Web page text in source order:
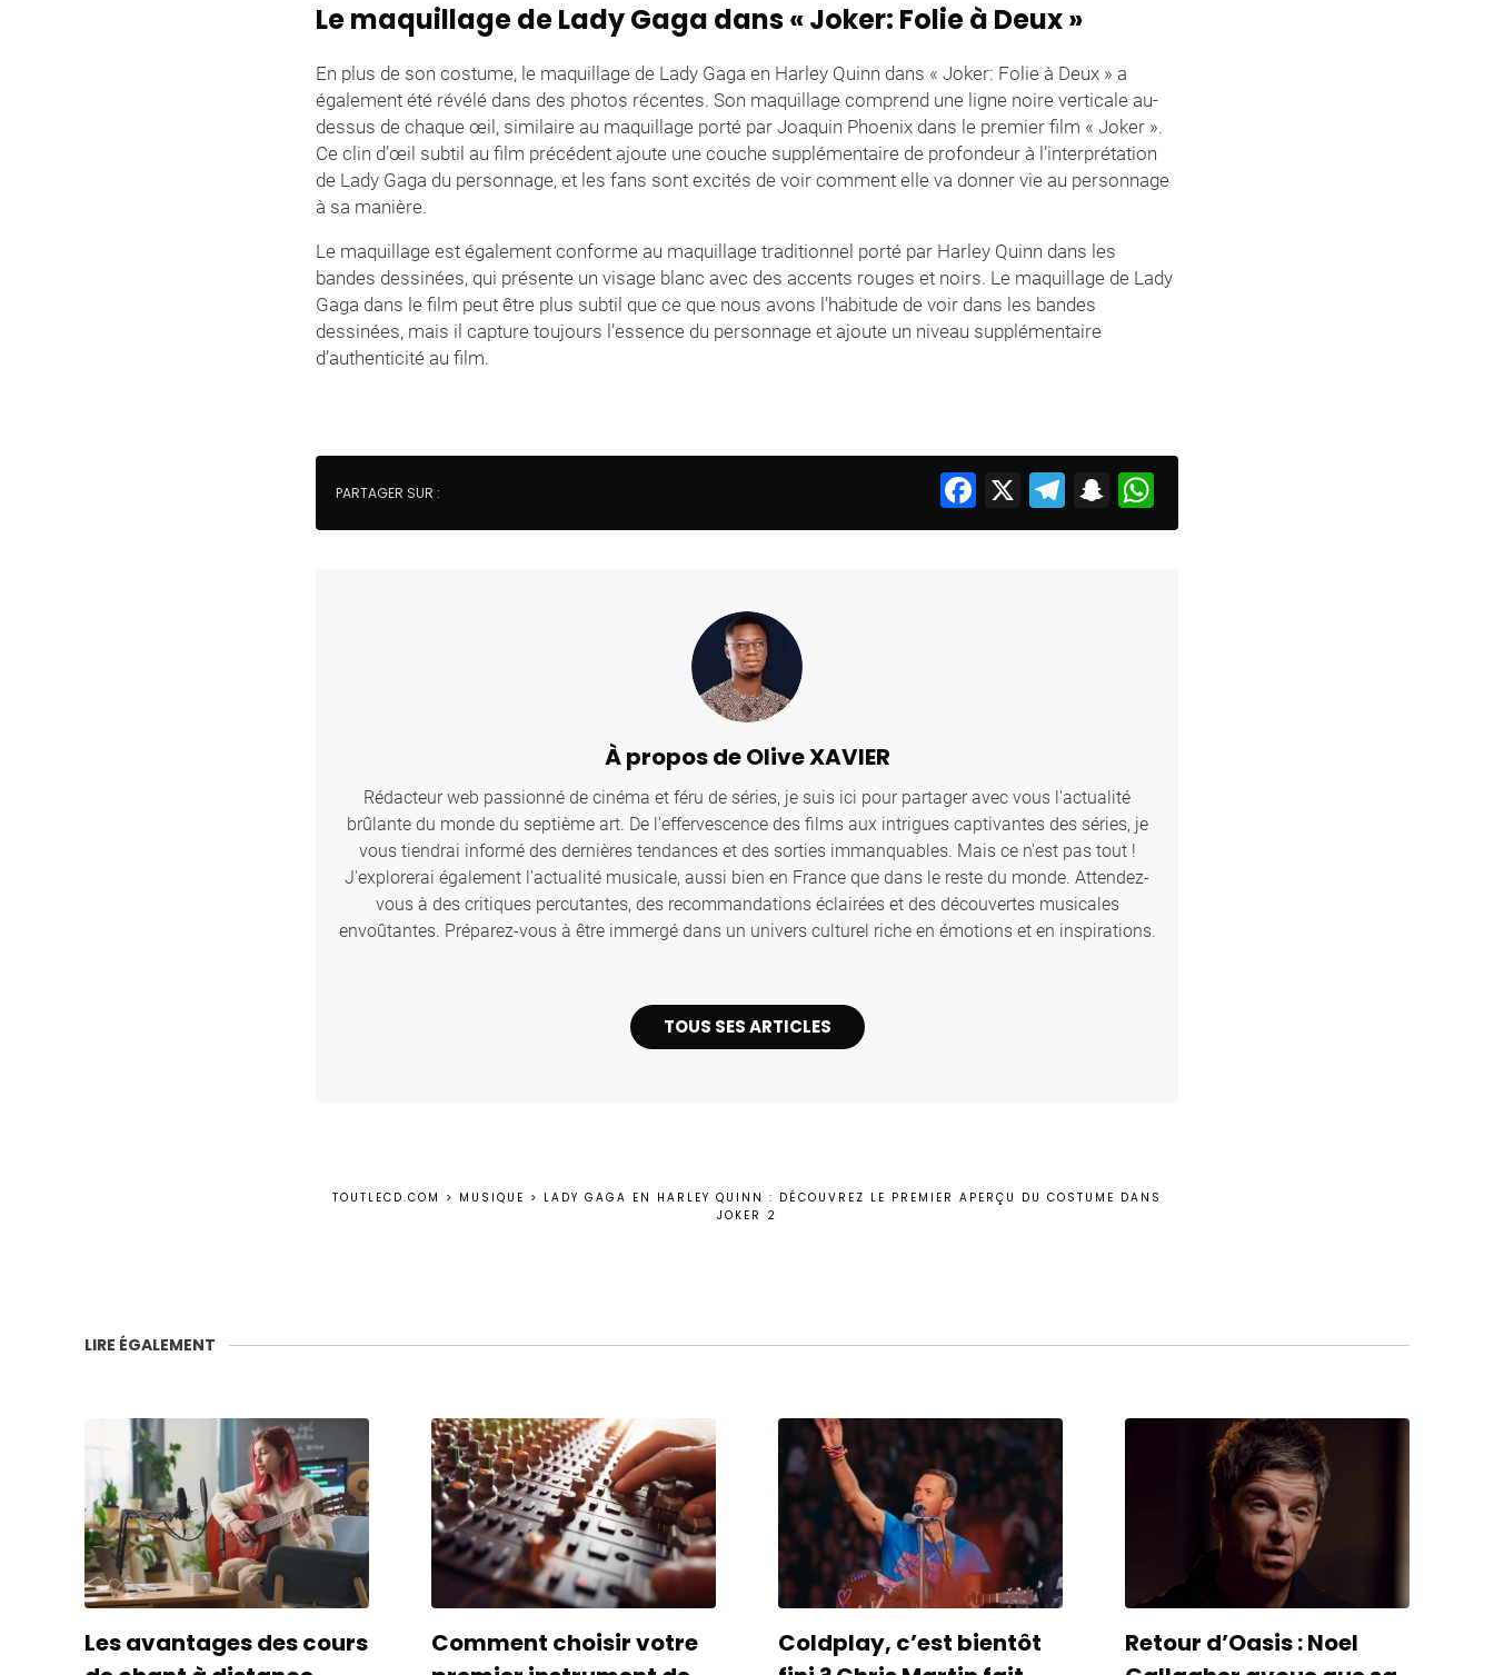
Le maquillage de Lady Gaga dans « Joker: Folie à Deux »
En plus de son costume, le maquillage de Lady Gaga en Harley Quinn dans « Joker: Folie à Deux » a
également été révélé dans des photos récentes. Son maquillage comprend une ligne noire verticale au-
dessus de chaque œil, similaire au maquillage porté par Joaquin Phoenix dans le premier film « Joker ».
Ce clin d’œil subtil au film précédent ajoute une couche supplémentaire de profondeur à l’interprétation
de Lady Gaga du personnage, et les fans sont excités de voir comment elle va donner vie au personnage
à sa manière.
Le maquillage est également conforme au maquillage traditionnel porté par Harley Quinn dans les
bandes dessinées, qui présente un visage blanc avec des accents rouges et noirs. Le maquillage de Lady
Gaga dans le film peut être plus subtil que ce que nous avons l’habitude de voir dans les bandes
dessinées, mais il capture toujours l’essence du personnage et ajoute un niveau supplémentaire
d’authenticité au film.
PARTAGER SUR : Facebook
X Telegram
Snapchat
À propos de Olive XAVIER
Rédacteur web passionné de cinéma et féru de séries, je suis ici pour partager avec vous l'actualité
brûlante du monde du septième art. De l'effervescence des films aux intrigues captivantes des séries, je
vous tiendrai informé des dernières tendances et des sorties immanquables. Mais ce n'est pas tout !
J'explorerai également l'actualité musicale, aussi bien en France que dans le reste du monde. Attendez-
vous à des critiques percutantes, des recommandations éclairées et des découvertes musicales
envoûtantes. Préparez-vous à être immergé dans un univers culturel riche en émotions et en inspirations.
TOUS SES ARTICLES
TOUTLECD.COM > MUSIQUE > LADY GAGA EN HARLEY QUINN : DÉCOUVREZ LE PREMIER APERÇU DU COSTUME DANS
JOKER 2
LIRE ÉGALEMENT
Les avantages des cours
Comment choisir votre
Coldplay, c’est bientôt
Retour d’Oasis : Noel